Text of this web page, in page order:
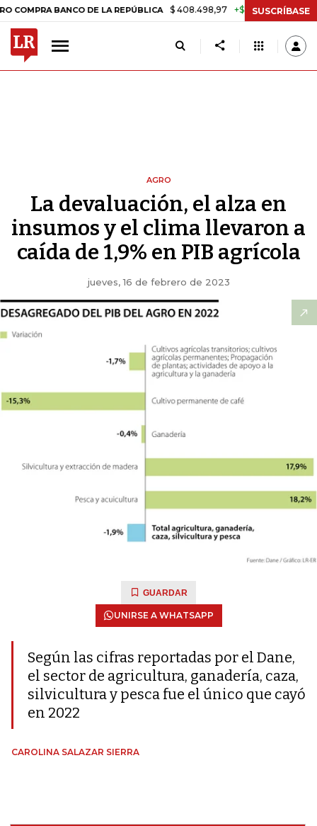
BANCO DE LA REPÚBLICA $ 408.498,97 +$ 8.753,81 +2,19% TASA
SUSCRÍBASE
AGRO
La devaluación, el alza en
insumos y el clima llevaron a
caída de 1,9% en PIB agrícola
jueves, 16 de febrero de 2023
GUARDAR
UNIRSE A WHATSAPP
Según las cifras reportadas por el Dane,
el sector de agricultura, ganadería, caza,
silvicultura y pesca fue el único que cayó
en 2022
CAROLINA SALAZAR SIERRA